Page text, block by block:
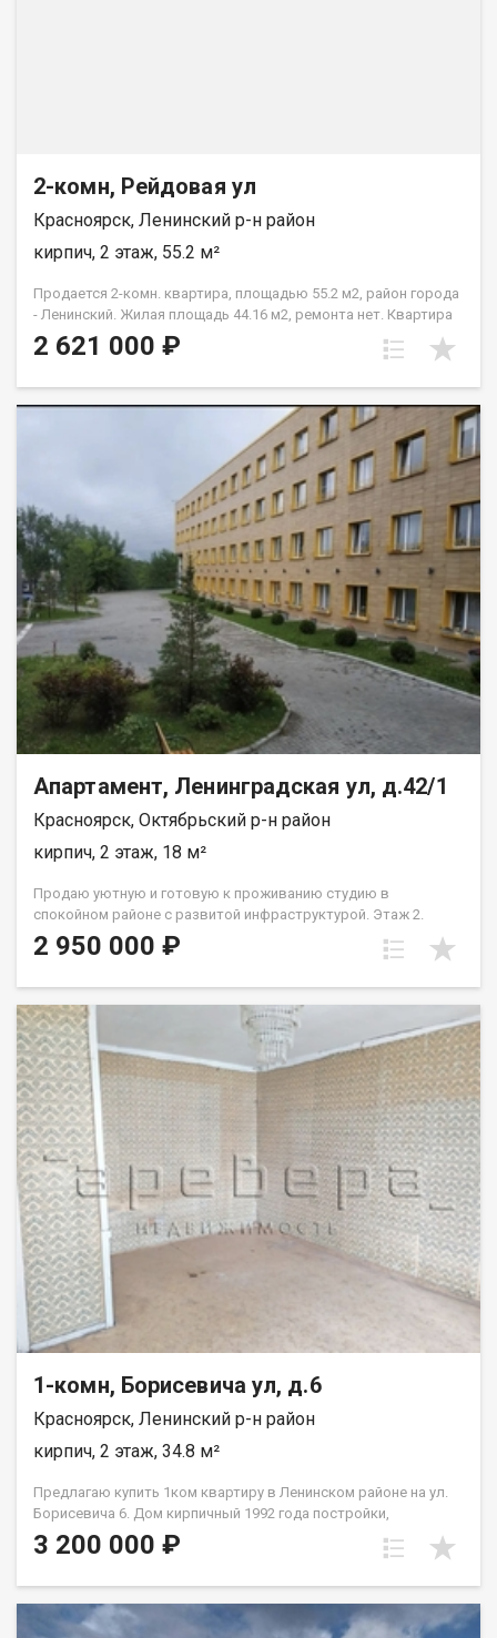
2-комн, Рейдовая ул
Красноярск, Ленинский р-н район
кирпич, 2 этаж, 55.2 м²
Продается 2-комн. квартира, площадью 55.2 м2, район города
- Ленинский. Жилая площадь 44.16 м2, ремонта нет. Квартира
располагается на 2 этаже 3-этажного кирпичного дома 1984
года постройки. Отдел продаж
2 621 000 ₽
Апартамент, Ленинградская ул, д.42/1
Красноярск, Октябрьский р-н район
кирпич, 2 этаж, 18 м²
Продаю уютную и готовую к проживанию студию в
спокойном районе с развитой инфраструктурой. Этаж 2.
Общая площадь 18 кв.м. Идеальный вариант для студентов
близлежащих институтов СФУ или в качестве первого
договоренности остаётся мебель и бытовая техника. Окна
выходят во двор. . Вся необходимая инфраструктура рядом—
магазины, аптеки, кофейни и рестораны, парк, спортивный
стадион — в шаговой доступности. Один взрослый
собственник. Рассмотрим все виды расчёта. Укажем всю
сумму в договоре. Полное юр сопровождение сделки.
Помощь в оформлении ипотеки. Документы готовы к
быстрой сделке Покажу в удобное для вас время по
договорности.
2 950 000 ₽
1-комн, Борисевича ул, д.6
Красноярск, Ленинский р-н район
кирпич, 2 этаж, 34.8 м²
Предлагаю купить 1ком квартиру в Ленинском районе на ул.
Борисевича 6. Дом кирпичный 1992 года постройки,
просторная комната, санузел раздельный, большая лоджия,
широкие подоконники. Квартира просторная, светлая и очень
закрытого типа, внутри хорошая детская площадка и
3 200 000 ₽